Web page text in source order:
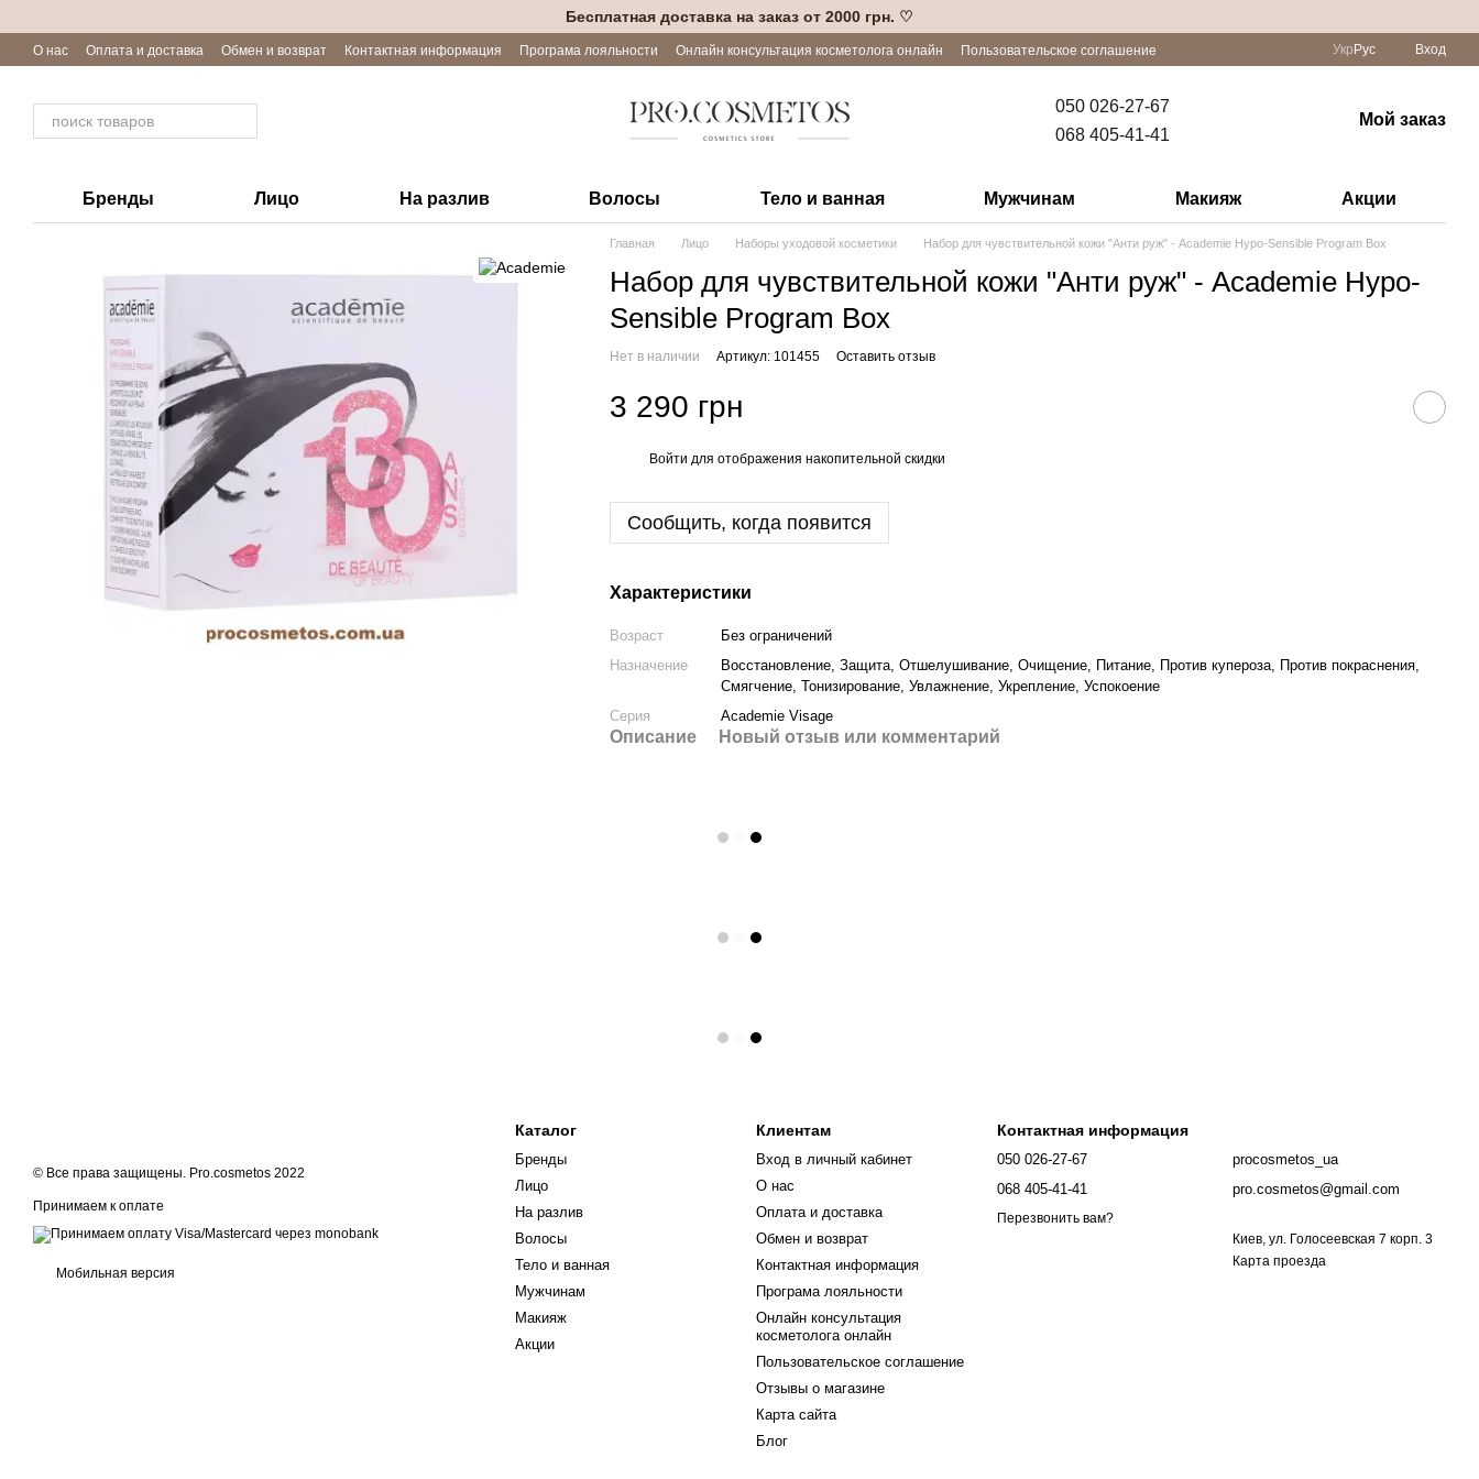
Бесплатная доставка на заказ от 2000 грн. ♡
О нас Оплата и доставка Обмен и возврат Контактная информация Програма лояльности Онлайн консультация косметолога онлайн
Пользовательское соглашение
Укр Рус Вход
050 026-27-67
068 405-41-41
Мой заказ
Бренды Лицо На разлив Волосы Тело и ванная Мужчинам Макияж Акции
Главная Лицо Наборы уходовой косметики Набор для чувствительной кожи "Анти руж" - Academie Hypo-Sensible Program Box
Набор для чувствительной кожи "Анти руж" - Academie Hypo-
Sensible Program Box
Нет в наличии Артикул: 101455 Оставить отзыв
3 290 грн
Войти для отображения накопительной скидки
Сообщить, когда появится
Характеристики
Возраст
Без ограничений
Назначение
Восстановление, Защита, Отшелушивание, Очищение, Питание, Против купероза, Против покраснения,
Смягчение, Тонизирование, Увлажнение, Укрепление, Успокоение
Серия
Academie Visage
Описание Новый отзыв или комментарий
© Все права защищены. Pro.cosmetos 2022
Принимаем к оплате
Мобильная версия
Каталог
Бренды
Лицо
На разлив
Волосы
Тело и ванная
Мужчинам
Макияж
Акции
Клиентам
Вход в личный кабинет
О нас
Оплата и доставка
Обмен и возврат
Контактная информация
Програма лояльности
Онлайн консультация
косметолога онлайн
Пользовательское соглашение
Отзывы о магазине
Карта сайта
Блог
Контактная информация
050 026-27-67
068 405-41-41
Перезвонить вам?
procosmetos_ua
pro.cosmetos@gmail.com
Киев, ул. Голосеевская 7 корп. 3
Карта проезда